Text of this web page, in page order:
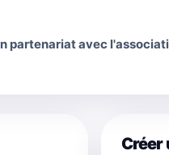
partenariat avec
Créer